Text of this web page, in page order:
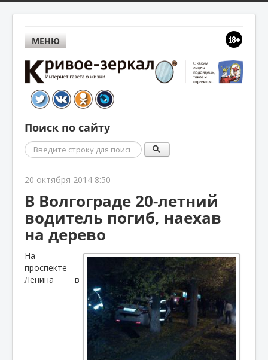
МЕНЮ
Поиск по сайту
Поиск
20 октября 2014 8:50
В Волгограде 20-летний
водитель погиб, наехав
на дерево
На
проспекте
Ленина в